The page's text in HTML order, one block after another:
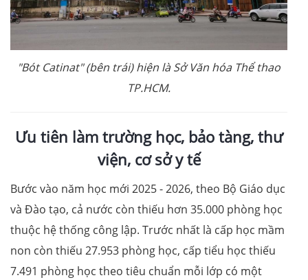
"Bót Catinat" (bên trái) hiện là Sở Văn hóa Thể thao
TP.HCM.
Ưu tiên làm trường học, bảo tàng, thư
viện, cơ sở y tế
Bước vào năm học mới 2025 - 2026, theo Bộ Giáo dục
và Đào tạo, cả nước còn thiếu hơn 35.000 phòng học
thuộc hệ thống công lập. Trước nhất là cấp học mầm
non còn thiếu 27.953 phòng học, cấp tiểu học thiếu
7.491 phòng học theo tiêu chuẩn mỗi lớp có một